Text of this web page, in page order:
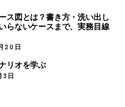
ス図とは？書き方・洗い出し
らないケースまで、実務目線
20日
リオを学ぶ
3日